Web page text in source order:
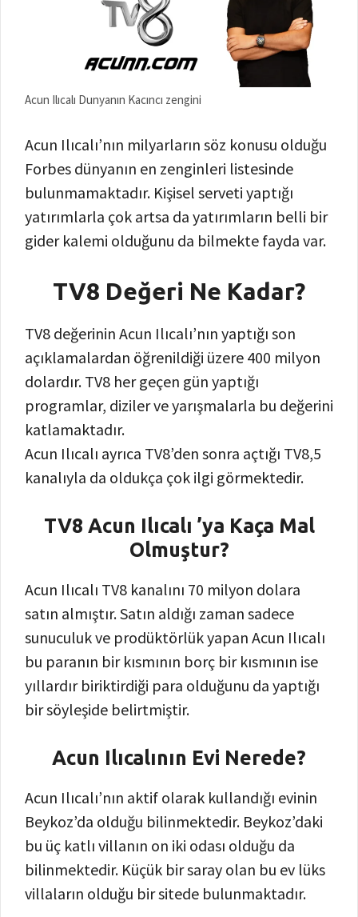
Acun Ilıcalı Dunyanın Kacıncı zengini
Acun Ilıcalı’nın milyarların söz konusu olduğu
Forbes dünyanın en zenginleri listesinde
bulunmamaktadır. Kişisel serveti yaptığı
yatırımlarla çok artsa da yatırımların belli bir
gider kalemi olduğunu da bilmekte fayda var.
TV8 Değeri Ne Kadar?
TV8 değerinin Acun Ilıcalı’nın yaptığı son
açıklamalardan öğrenildiği üzere 400 milyon
dolardır. TV8 her geçen gün yaptığı
programlar, diziler ve yarışmalarla bu değerini
katlamaktadır.
Acun Ilıcalı ayrıca TV8’den sonra açtığı TV8,5
kanalıyla da oldukça çok ilgi görmektedir.
TV8 Acun Ilıcalı ’ya Kaça Mal
Olmuştur?
Acun Ilıcalı TV8 kanalını 70 milyon dolara
satın almıştır. Satın aldığı zaman sadece
sunuculuk ve prodüktörlük yapan Acun Ilıcalı
bu paranın bir kısmının borç bir kısmının ise
yıllardır biriktirdiği para olduğunu da yaptığı
bir söyleşide belirtmiştir.
Acun Ilıcalının Evi Nerede?
Acun Ilıcalı’nın aktif olarak kullandığı evinin
Beykoz’da olduğu bilinmektedir. Beykoz’daki
bu üç katlı villanın on iki odası olduğu da
bilinmektedir. Küçük bir saray olan bu ev lüks
villaların olduğu bir sitede bulunmaktadır.